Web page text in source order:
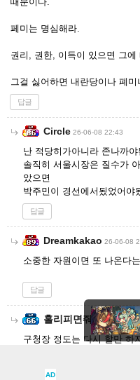
페미는 명심해라.
권리, 권한, 이득이 있으면 그에
그걸 싫어하면 내란당이나 폐
답글
Circle 26-06-08 22:43
난 적당히가아니라 존나까야
솔직히 서울시장은 질수가
았으면
박주민이 경선에서됬었어야
답글
Dreamkakao 26-06-08
소중한 자원이면 또 나온다
답글
홀리피면줘 26-06-08
구청장 정도는 다시 할만 하
AD